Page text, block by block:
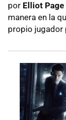
por Elliot Page
manera en la
propio jugador